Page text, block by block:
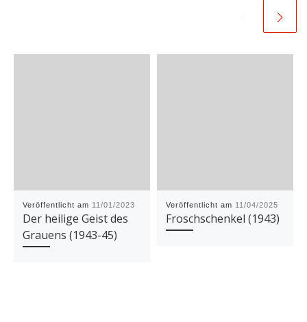
Veröffentlicht am 11/01/2023
Der heilige Geist des
Grauens (1943-45)
Veröffentlicht am 11/04/2025
Froschschenkel (1943)